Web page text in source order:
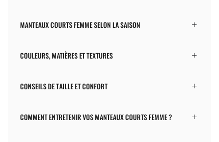
MANTEAUX COURTS FEMME SELON LA SAISON
COULEURS, MATIÈRES ET TEXTURES
CONSEILS DE TAILLE ET CONFORT
COMMENT ENTRETENIR VOS MANTEAUX COURTS FEMME ?